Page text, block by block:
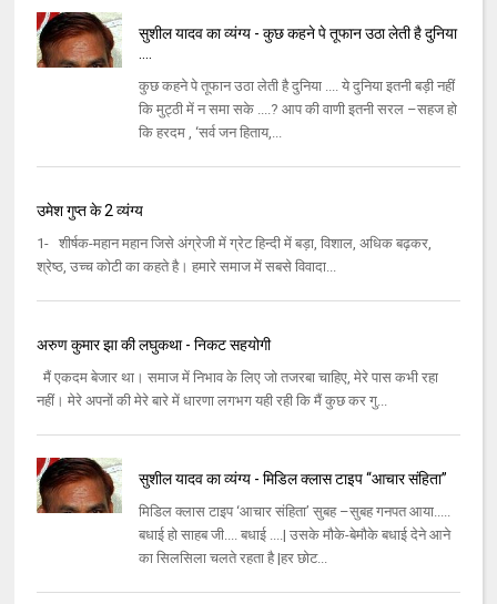
सुशील यादव का व्यंग्य - कुछ कहने पे तूफान उठा लेती है दुनिया
कुछ कहने पे तूफान उठा लेती है दुनिया .... ये दुनिया इतनी बड़ी नहीं
कि मुट्ठी में न समा सके ....? आप की वाणी इतनी सरल –सहज हो
कि हरदम , ‘सर्व जन हिताय,...
उमेश गुप्त के 2 व्यंग्य
1- शीर्षक-महान महान जिसे अंग्रेजी में ग्रेट हिन्दी में बड़ा, विशाल, अधिक बढ़कर,
श्रेष्ठ, उच्च कोटी का कहते है। हमारे समाज में सबसे विवादा...
अरुण कुमार झा की लघुकथा - निकट सहयोगी
मैं एकदम बेजार था। समाज में निभाव के लिए जो तजरबा चाहिए, मेरे पास कभी रहा
नहीं। मेरे अपनों की मेरे बारे में धारणा लगभग यही रही कि मैं कुछ कर गु...
सुशील यादव का व्यंग्य - मिडिल क्लास टाइप “आचार संहिता”
मिडिल क्लास टाइप ‘आचार संहिता’ सुबह –सुबह गनपत आया.....
बधाई हो साहब जी.... बधाई ....| उसके मौके-बेमौके बधाई देने आने
का सिलसिला चलते रहता है |हर छोट...